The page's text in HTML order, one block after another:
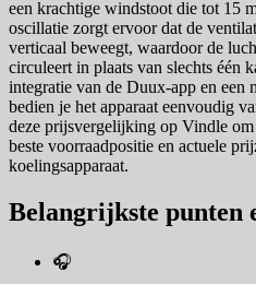
een krachtige windstoot die tot 15
oscillatie zorgt ervoor dat de
verticaal beweegt, waardoor de
circuleert in plaats van slechts één
integratie van de Duux-app en een
bedien je het apparaat eenvoudig
deze prijsvergelijking op Vindle
beste voorraadpositie en actuele
koelingsapparaat.
Belangrijkste punten
🎧